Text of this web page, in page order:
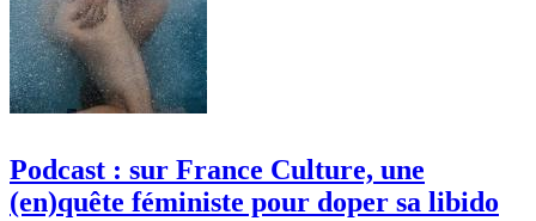
Podcast : sur France Culture, une
(en)quête féministe pour doper sa libido